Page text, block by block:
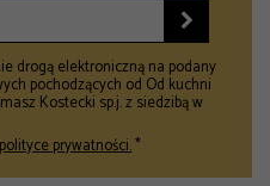

drogą elektroniczną na podany
pochodzących od Od kuchni
Kostecki sp.j. z siedzibą w
polityce prywatności.*